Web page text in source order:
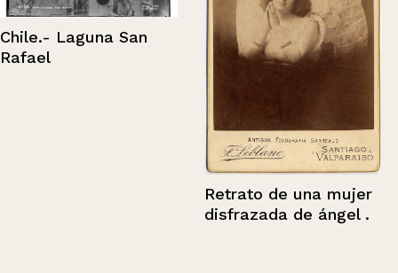
Chile.- Laguna San
Rafael
Retrato de una mujer
disfrazada de ángel .